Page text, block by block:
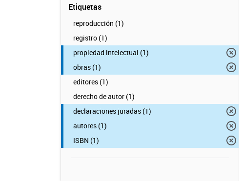
Etiquetas
reproducción (1)
registro (1)
propiedad intelectual (1)
obras (1)
editores (1)
derecho de autor (1)
declaraciones juradas (1)
autores (1)
ISBN (1)